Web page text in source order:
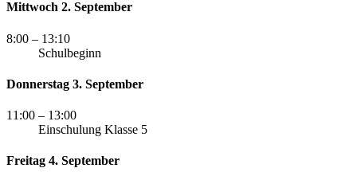
Mittwoch 2. September
8:00 – 13:10
Schulbeginn
Donnerstag 3. September
11:00 – 13:00
Einschulung Klasse 5
Freitag 4. September